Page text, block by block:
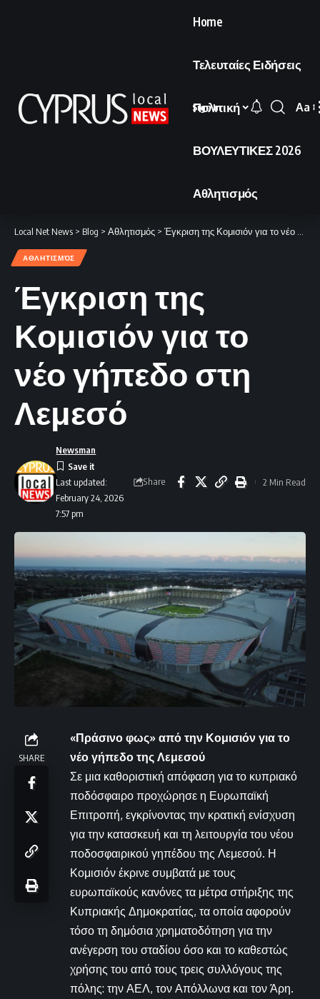
Home
Τελευταίες Ειδήσεις
Πολιτική
ΒΟΥΛΕΥΤΙΚΕΣ 2026
Αθλητισμός
Sign In
Font
Aa
Local Net News > Blog > Αθλητισμός > Έγκριση της Κομισιόν για το νέο γήπεδο στη Λεμεσό
ΑΘΛΗΤΙΣΜΌΣ
Έγκριση της
Κομισιόν για το
νέο γήπεδο στη
Λεμεσό
Last updated:
February 24, 2026
7:57 pm
Newsman
Share 2 Min Read
SHARE
«Πράσινο φως» από την Κομισιόν για το
νέο γήπεδο της Λεμεσού
Σε μια καθοριστική απόφαση για το κυπριακό
ποδόσφαιρο προχώρησε η Ευρωπαϊκή
Επιτροπή, εγκρίνοντας την κρατική ενίσχυση
για την κατασκευή και τη λειτουργία του νέου
ποδοσφαιρικού γηπέδου της Λεμεσού. Η
Κομισιόν έκρινε συμβατά με τους
ευρωπαϊκούς κανόνες τα μέτρα στήριξης της
Κυπριακής Δημοκρατίας, τα οποία αφορούν
τόσο τη δημόσια χρηματοδότηση για την
ανέγερση του σταδίου όσο και το καθεστώς
χρήσης του από τους τρεις συλλόγους της
πόλης: την ΑΕΛ, τον Απόλλωνα και τον Άρη.